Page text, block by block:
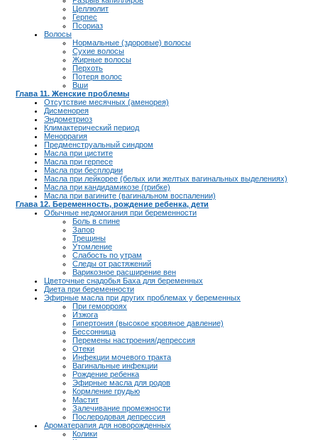
Целлюлит
Герпес
Псориаз
Волосы
Нормальные (здоровые) волосы
Сухие волосы
Жирные волосы
Перхоть
Потеря волос
Вши
Глава 11. Женские проблемы
Отсутствие месячных (аменорея)
Дисменорея
Эндометриоз
Климактерический период
Меноррагия
Предменструальный синдром
Масла при цистите
Масла при герпесе
Масла при бесплодии
Масла при лейкорее (белых или желтых вагинальных выделениях)
Масла при кандидамикозе (грибке)
Масла при вагините (вагинальном воспалении)
Глава 12. Беременность, рождение ребенка, дети
Обычные недомогания при беременности
Боль в спине
Запор
Трещины
Утомление
Слабость по утрам
Следы от растяжений
Варикозное расширение вен
Цветочные снадобья Баха для беременных
Диета при беременности
Эфирные масла при других проблемах у беременных
При геморроях
Изжога
Гипертония (высокое кровяное давление)
Бессонница
Перемены настроения/депрессия
Отеки
Инфекции мочевого тракта
Вагинальные инфекции
Рождение ребенка
Эфирные масла для родов
Кормление грудью
Мастит
Залечивание промежности
Послеродовая депрессия
Ароматерапия для новорожденных
Колики